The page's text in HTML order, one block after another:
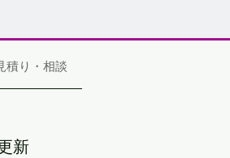
積り・相談
新